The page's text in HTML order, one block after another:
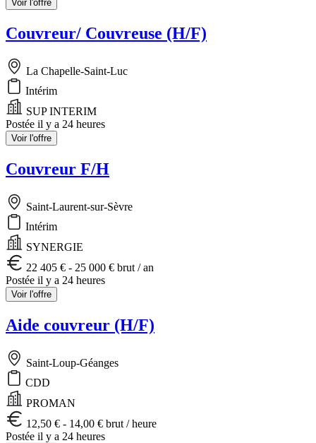
Voir l'offre
Couvreur/ Couvreuse (H/F)
La Chapelle-Saint-Luc
Intérim
SUP INTERIM
Postée il y a 24 heures
Voir l'offre
Couvreur F/H
Saint-Laurent-sur-Sèvre
Intérim
SYNERGIE
22 405 € - 25 000 € brut / an
Postée il y a 24 heures
Voir l'offre
Aide couvreur (H/F)
Saint-Loup-Géanges
CDD
PROMAN
12,50 € - 14,00 € brut / heure
Postée il y a 24 heures